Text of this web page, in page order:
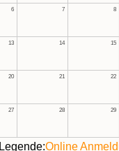
6 7 8
13 14 15
20 21 22
27 28 29
Legende:Online